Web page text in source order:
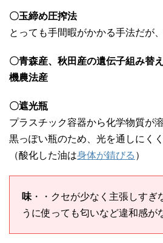
〇玉締め圧搾法
とっても手間暇がかかる手法だが
〇青森産、秋田産の遺伝子組み替
機農法産
〇遮光瓶
プラスチック容器から化学物質が
黒っぽい瓶のため、光を通しにく
（酸化した油は身体が錆びる ）
味 ・・クセが少なく主張しすぎ
うに使っても匂いなど違和感が